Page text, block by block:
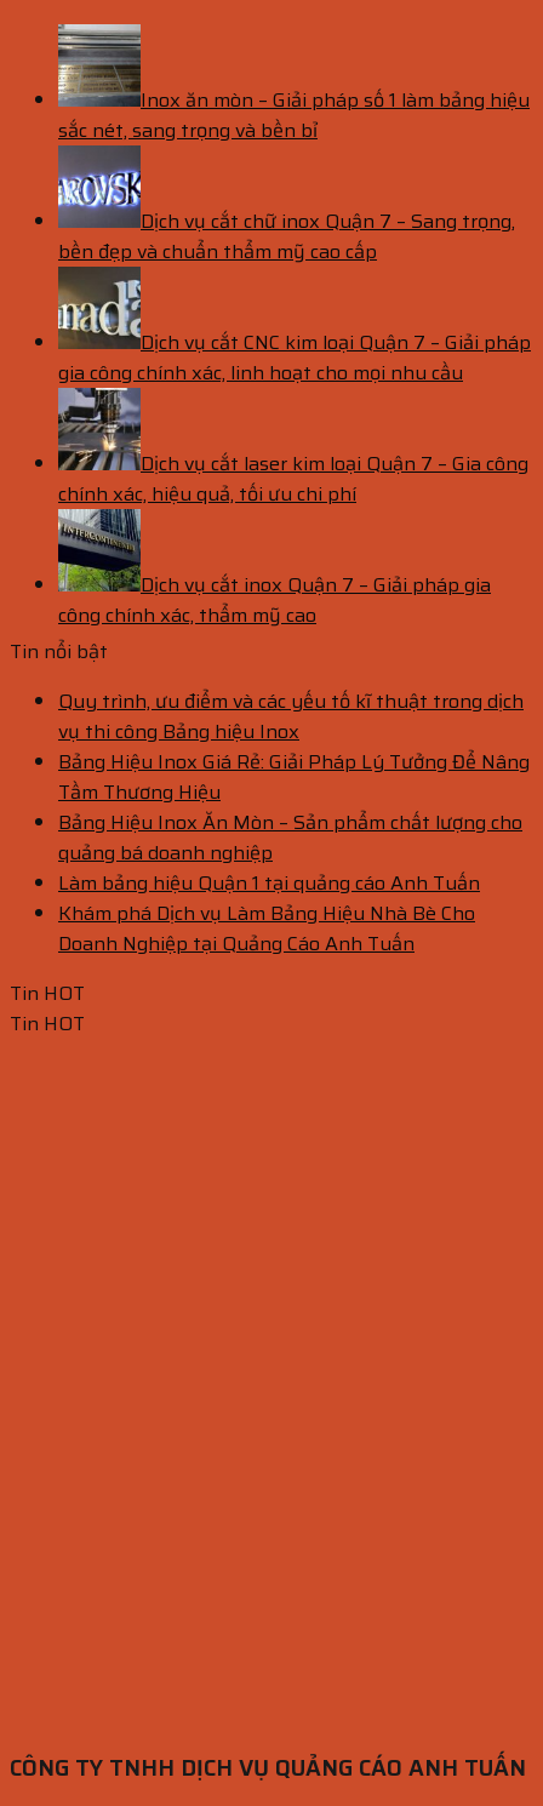
Inox ăn mòn – Giải pháp số 1 làm bảng hiệu
sắc nét, sang trọng và bền bỉ
Dịch vụ cắt chữ inox Quận 7 – Sang trọng,
bền đẹp và chuẩn thẩm mỹ cao cấp
Dịch vụ cắt CNC kim loại Quận 7 – Giải pháp
gia công chính xác, linh hoạt cho mọi nhu cầu
Dịch vụ cắt laser kim loại Quận 7 – Gia công
chính xác, hiệu quả, tối ưu chi phí
Dịch vụ cắt inox Quận 7 – Giải pháp gia
công chính xác, thẩm mỹ cao
Tin nổi bật
Quy trình, ưu điểm và các yếu tố kĩ thuật trong dịch
vụ thi công Bảng hiệu Inox
Bảng Hiệu Inox Giá Rẻ: Giải Pháp Lý Tưởng Để Nâng
Tầm Thương Hiệu
Bảng Hiệu Inox Ăn Mòn – Sản phẩm chất lượng cho
quảng bá doanh nghiệp
Làm bảng hiệu Quận 1 tại quảng cáo Anh Tuấn
Khám phá Dịch vụ Làm Bảng Hiệu Nhà Bè Cho
Doanh Nghiệp tại Quảng Cáo Anh Tuấn
Tin HOT
Tin HOT
CÔNG TY TNHH DỊCH VỤ QUẢNG CÁO ANH TUẤN